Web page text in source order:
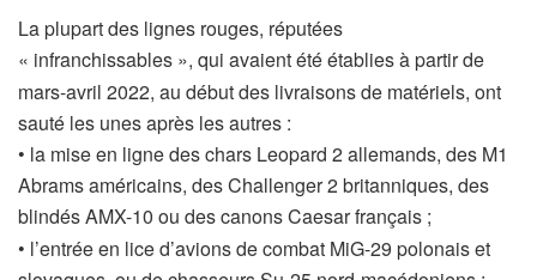
La plupart des lignes rouges, réputées
« infranchissables », qui avaient été établies à partir de
mars-avril 2022, au début des livraisons de matériels, ont
sauté les unes après les autres :
• la mise en ligne des chars Leopard 2 allemands, des M1
Abrams américains, des Challenger 2 britanniques, des
blindés AMX-10 ou des canons Caesar français ;
• l’entrée en lice d’avions de combat MiG-29 polonais et